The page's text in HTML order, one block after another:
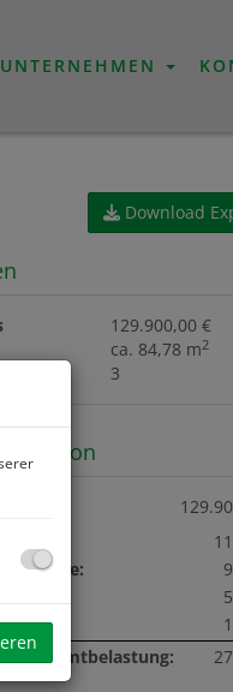
UNTERNEHMEN
Download
129.900,00 €
ca. 84,78 m2
3
Gesamtbelastung: